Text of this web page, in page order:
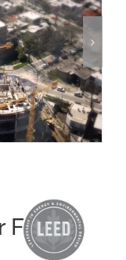
Free